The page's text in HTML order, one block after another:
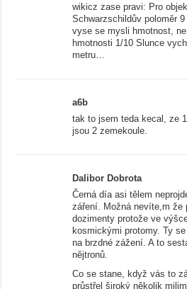
wikicz zase pravi: Pro
Schwarzschildův poloměr
vyse se mysli hmotnost,
hmotnosti 1/10 Slunce
metru…
a6b
tak to jsem teda kecal, ze
jsou 2 zemekoule.
Dalibor Dobrota
Černá día asi tělem
záření. Možná nevíte,m že
dozimenty protože ve
kosmickými protomy. Ty
na brzdné zážení. A to
nějtronů.
Co se stane, když vás to
průstřel široký několik